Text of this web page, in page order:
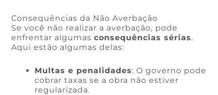
Consequências da Não Averbação
Se você não realizar a averbação, pode
enfrentar algumasconsequências sérias.
Aqui estão algumas delas:
Multas e penalidades: O governo pode
cobrar taxas se a obra não estiver
regularizada.